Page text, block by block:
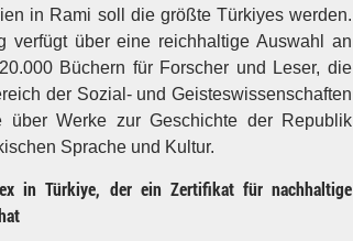
in Rami soll die größte Türkiyes werden.
verfügt über eine reichhaltige Auswahl an
Büchern für Forscher und Leser, die
der Sozial- und Geisteswissenschaften
über Werke zur Geschichte der Republik
Sprache und Kultur.
in Türkiye, der ein Zertifikat für nachhaltige